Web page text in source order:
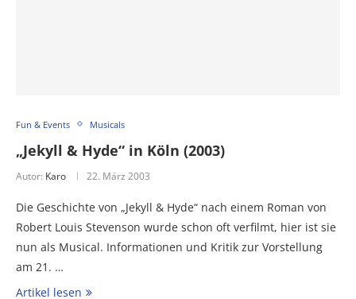
Fun & Events Musicals
„Jekyll & Hyde“ in Köln (2003)
Autor: Karo 22. März 2003
Die Geschichte von „Jekyll & Hyde“ nach einem Roman von
Robert Louis Stevenson wurde schon oft verfilmt, hier ist sie
nun als Musical. Informationen und Kritik zur Vorstellung
am 21. …
Artikel lesen